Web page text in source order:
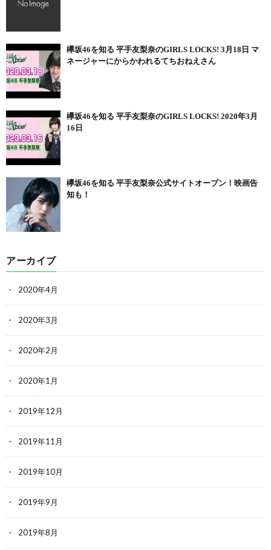
欅坂46を知る 平手友梨奈のGIRLS LOCKS! 3月18日 マ
ネージャーにからかわれるてちおねえさん
欅坂46を知る 平手友梨奈のGIRLS LOCKS! 2020年3月
16日
欅坂46を知る 平手友梨奈公式サイトオープン！映画告
知も！
アーカイブ
2020年4月
2020年3月
2020年2月
2020年1月
2019年12月
2019年11月
2019年10月
2019年9月
2019年8月